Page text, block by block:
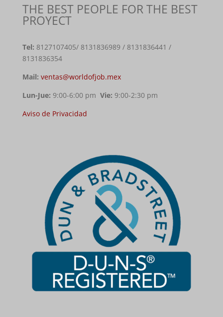
THE BEST PEOPLE FOR THE BEST
PROYECT
Tel: 8127107405/ 8131836989 / 8131836441 /
8131836354
Mail: ventas@worldofjob.mex
Lun-Jue: 9:00-6:00 pm Vie: 9:00-2:30 pm
Aviso de Privacidad